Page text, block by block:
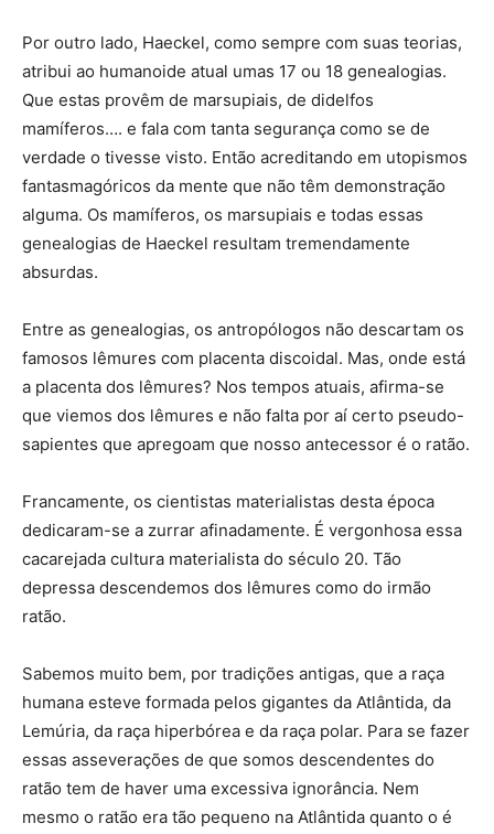
Por outro lado, Haeckel, como sempre com suas teorias,
atribui ao humanoide atual umas 17 ou 18 genealogias.
Que estas provêm de marsupiais, de didelfos
mamíferos…. e fala com tanta segurança como se de
verdade o tivesse visto. Então acreditando em utopismos
fantasmagóricos da mente que não têm demonstração
alguma. Os mamíferos, os marsupiais e todas essas
genealogias de Haeckel resultam tremendamente
absurdas.
Entre as genealogias, os antropólogos não descartam os
famosos lêmures com placenta discoidal. Mas, onde está
a placenta dos lêmures? Nos tempos atuais, afirma-se
que viemos dos lêmures e não falta por aí certo pseudo-
sapientes que apregoam que nosso antecessor é o ratão.
Francamente, os cientistas materialistas desta época
dedicaram-se a zurrar afinadamente. É vergonhosa essa
cacarejada cultura materialista do século 20. Tão
depressa descendemos dos lêmures como do irmão
ratão.
Sabemos muito bem, por tradições antigas, que a raça
humana esteve formada pelos gigantes da Atlântida, da
Lemúria, da raça hiperbórea e da raça polar. Para se fazer
essas asseverações de que somos descendentes do
ratão tem de haver uma excessiva ignorância. Nem
mesmo o ratão era tão pequeno na Atlântida quanto o é